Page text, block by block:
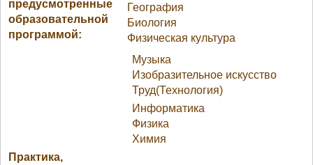
предусмотренные
образовательной
программой:
География
Биология
Физическая культура
Музыка
Изобразительное искусство
Труд(Технология)
Информатика
Физика
Химия
Практика,